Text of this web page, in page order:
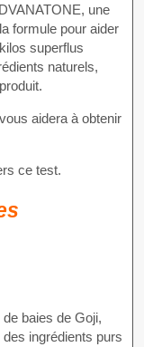
une
formule pour aider
superflus
naturels,
aidera à obtenir
ce test.
baies de Goji,
ingrédients purs